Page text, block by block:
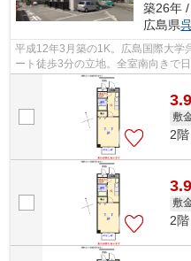
築26年
広島県
平成12年3月築の1K。広島国際大学
ート徒歩3分の立地。全室南向きで
便座、1口IHコンロなどの設備も備え
敷
2
敷
2